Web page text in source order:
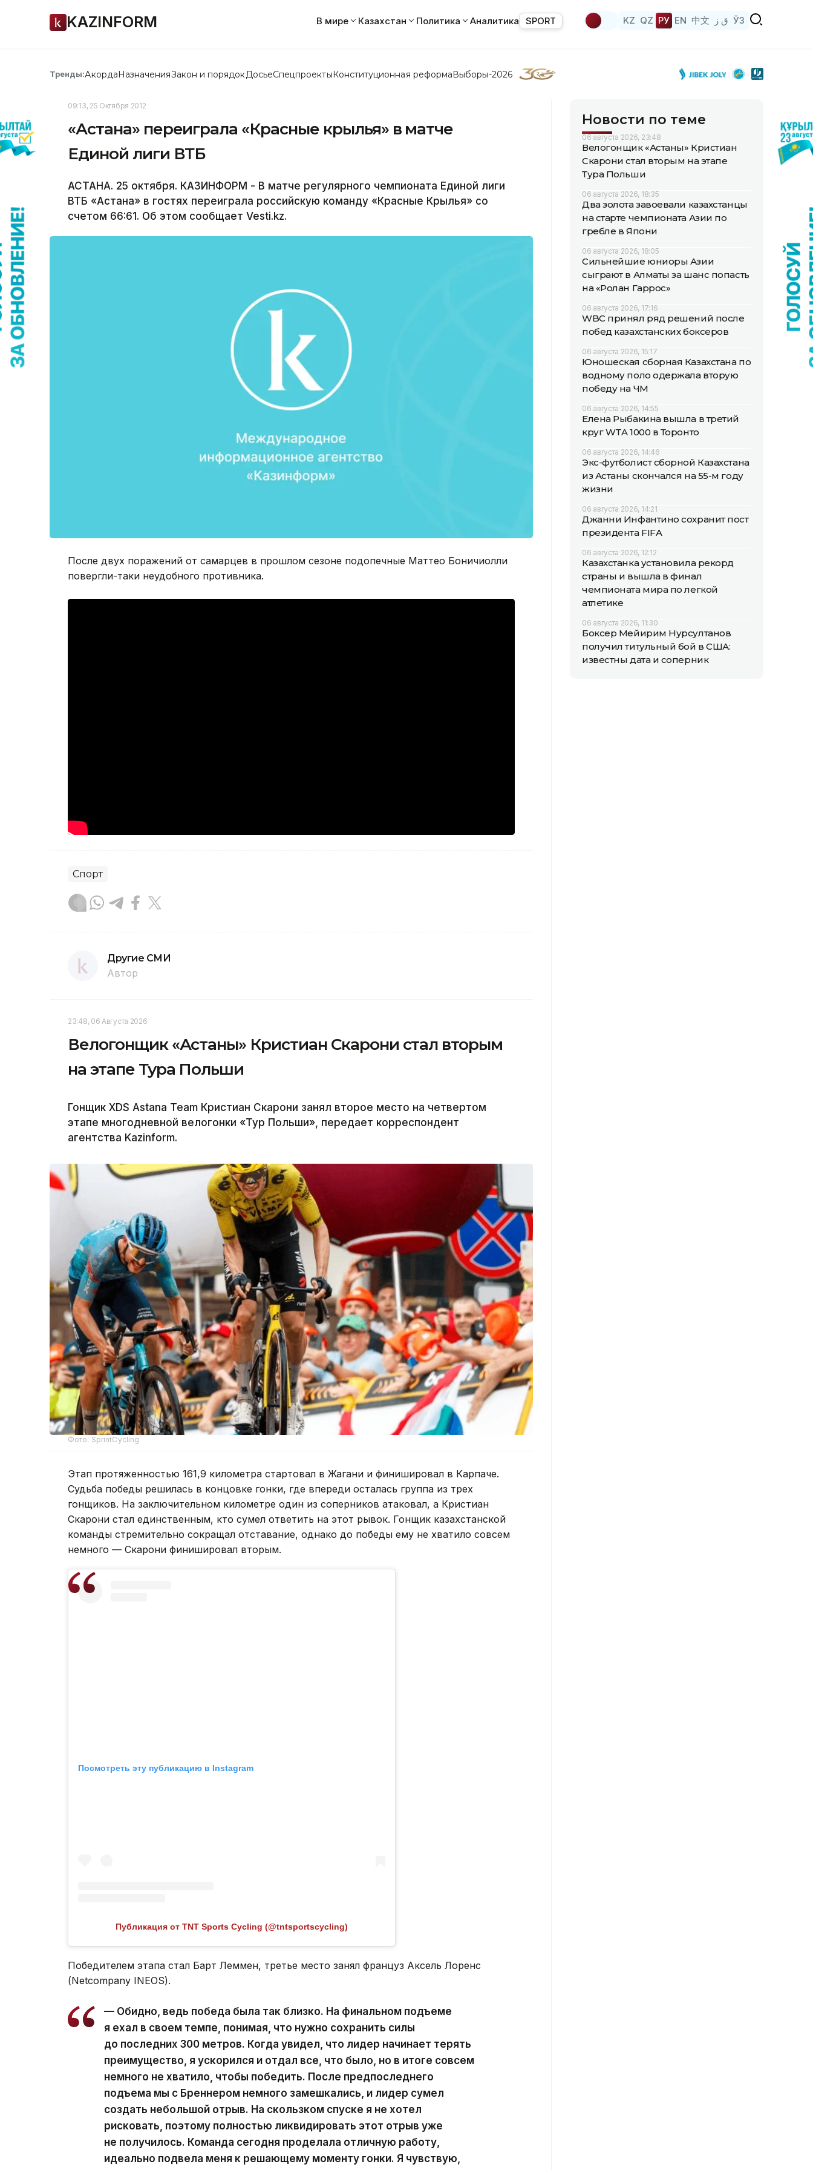
KAZINFORM В мире Казахстан Политика Аналитика SPORT KZ QZ РУ EN 中文 ق ز ЎЗ
Тренды:АкордаНазначенияЗакон и порядок ДосьеСпецпроектыКонституционная реформаВыборы-2026
09:13, 25 Октября 2012
«Астана» переиграла «Красные крылья» в матче
Единой лиги ВТБ
АСТАНА. 25 октября. КАЗИНФОРМ - В матче регулярного чемпионата Единой лиги
ВТБ «Астана» в гостях переиграла российскую команду «Красные Крылья» со
счетом 66:61. Об этом сообщает Vesti.kz.
После двух поражений от самарцев в прошлом сезоне подопечные Маттео Боничиолли
повергли-таки неудобного противника.
Спорт
Другие СМИ
Автор
23:48, 06 Августа 2026
Велогонщик «Астаны» Кристиан Скарони стал вторым
на этапе Тура Польши
Гонщик XDS Astana Team Кристиан Скарони занял второе место на четвертом
этапе многодневной велогонки «Тур Польши», передает корреспондент
агентства Kazinform.
Фото: SprintCycling
Этап протяженностью 161,9 километра стартовал в Жагани и финишировал в Карпаче.
Судьба победы решилась в концовке гонки, где впереди осталась группа из трех
гонщиков. На заключительном километре один из соперников атаковал, а Кристиан
Скарони стал единственным, кто сумел ответить на этот рывок. Гонщик казахстанской
команды стремительно сокращал отставание, однако до победы ему не хватило совсем
немного — Скарони финишировал вторым.
Посмотреть эту публикацию в Instagram
Публикация от TNT Sports Cycling (@tntsportscycling)
Победителем этапа стал Барт Леммен, третье место занял француз Аксель Лоренс
(Netcompany INEOS).
— Обидно, ведь победа была так близко. На финальном подъеме
я ехал в своем темпе, понимая, что нужно сохранить силы
до последних 300 метров. Когда увидел, что лидер начинает терять
преимущество, я ускорился и отдал все, что было, но в итоге совсем
немного не хватило, чтобы победить. После предпоследнего
подъема мы с Бреннером немного замешкались, и лидер сумел
создать небольшой отрыв. На скользком спуске я не хотел
рисковать, поэтому полностью ликвидировать этот отрыв уже
не получилось. Команда сегодня проделала отличную работу,
идеально подвела меня к решающему моменту гонки. Я чувствую,
Новости по теме
06 августа 2026, 23:48
Велогонщик «Астаны» Кристиан
Скарони стал вторым на этапе
Тура Польши
06 августа 2026, 18:35
Два золота завоевали казахстанцы
на старте чемпионата Азии по
гребле в Япони
06 августа 2026, 18:05
Сильнейшие юниоры Азии
сыграют в Алматы за шанс попасть
на «Ролан Гаррос»
06 августа 2026, 17:16
WBC принял ряд решений после
побед казахстанских боксеров
06 августа 2026, 15:17
Юношеская сборная Казахстана по
водному поло одержала вторую
победу на ЧМ
06 августа 2026, 14:55
Елена Рыбакина вышла в третий
круг WTA 1000 в Торонто
06 августа 2026, 14:46
Экс-футболист сборной Казахстана
из Астаны скончался на 55-м году
жизни
06 августа 2026, 14:21
Джанни Инфантино сохранит пост
президента FIFA
06 августа 2026, 12:12
Казахстанка установила рекорд
страны и вышла в финал
чемпионата мира по легкой
атлетике
06 августа 2026, 11:30
Боксер Мейирим Нурсултанов
получил титульный бой в США:
известны дата и соперник